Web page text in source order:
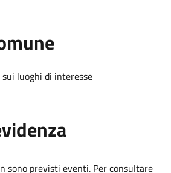
luoghi di interesse
sono previsti eventi. Per consultare